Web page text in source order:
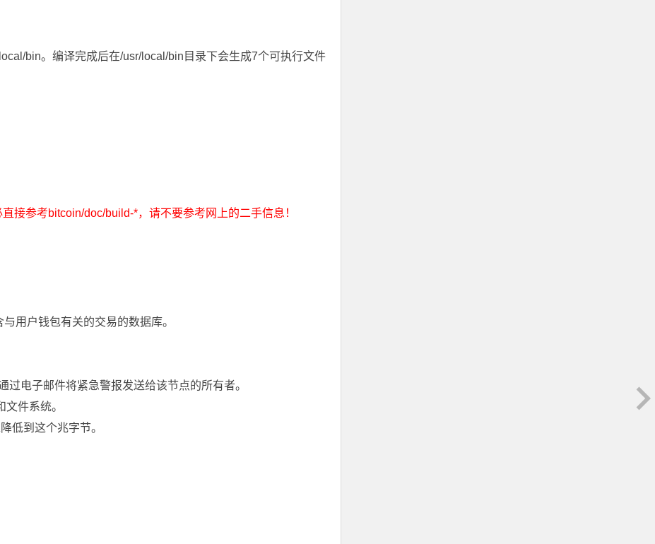
bin。编译完成后在/usr/local/bin目录下会生成7个可执行文件
接参考bitcoin/doc/build-*，请不要参考网上的二手信息！
用户钱包有关的交易的数据库。
电子邮件将紧急警报发送给该节点的所有者。
件系统。
低到这个兆字节。